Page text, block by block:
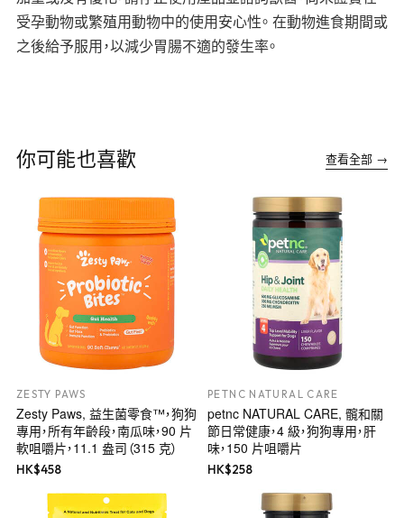
受孕動物或繁殖用動物中的使用安心性。 在動物進食期間或
之後給予服用，以減少胃腸不適的發生率。
你可能也喜歡 查看全部 →
ZESTY PAWS
Zesty Paws, 益生菌零食™，狗狗
專用，所有年齡段，南瓜味，90 片
軟咀嚼片，11.1 盎司（315 克）
HK$458
PETNC NATURAL CARE
petnc NATURAL CARE, 髖和關
節日常健康，4 級，狗狗專用，肝
味，150 片咀嚼片
HK$258